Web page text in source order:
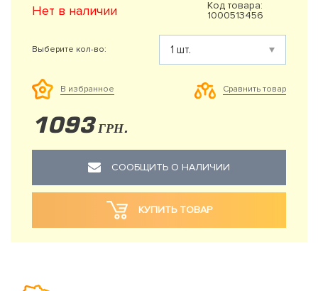
Нет в наличии
Код товара:
1000513456
Выберите кол-во:
В избранное Сравнить товар
1093 ГРН.
СООБЩИТЬ О НАЛИЧИИ
КУПИТЬ ТОВАР